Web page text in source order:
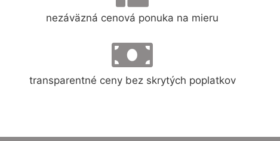
nezáväzná cenová ponuka na mieru
transparentné ceny bez skrytých poplatkov